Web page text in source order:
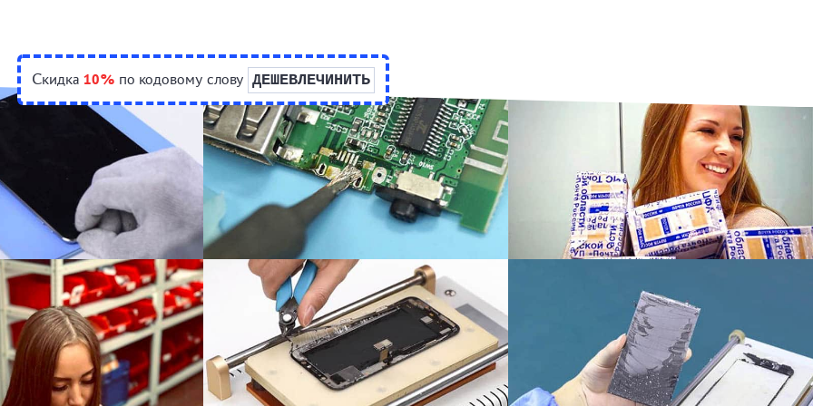
Скидка 10% по кодовому слову ДЕШЕВЛЕЧИНИТЬ